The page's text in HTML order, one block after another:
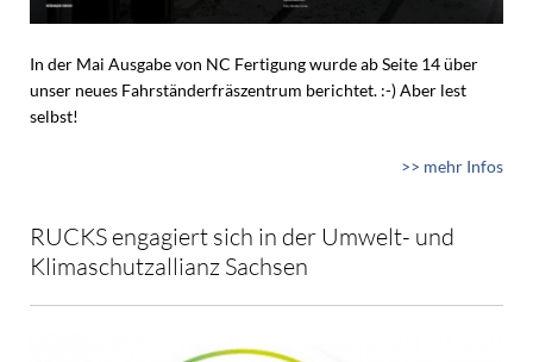
In der Mai Ausgabe von NC Fertigung wurde ab Seite 14 über
unser neues Fahrständerfräszentrum berichtet. :-) Aber lest
selbst!
>> mehr Infos
RUCKS engagiert sich in der Umwelt- und
Klimaschutzallianz Sachsen